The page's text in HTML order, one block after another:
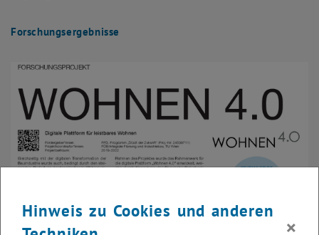
Forschungsergebnisse
Hinweis zu Cookies und anderen
×